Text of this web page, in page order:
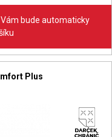
bude automaticky
Plus